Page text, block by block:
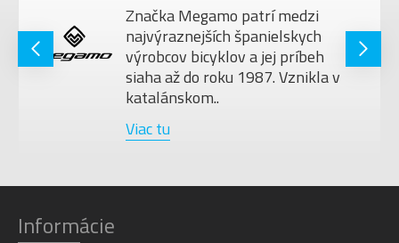
KOLIES
29"
Barva
Orange, Amber Orange
Značka Megamo patrí medzi
najvýraznejších španielskych
výrobcov bicyklov a jej príbeh
siaha až do roku 1987. Vznikla v
katalánskom..
Viac tu
Informácie